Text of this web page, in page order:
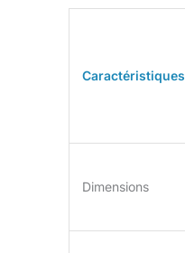
Caractéristiques
Dimensions